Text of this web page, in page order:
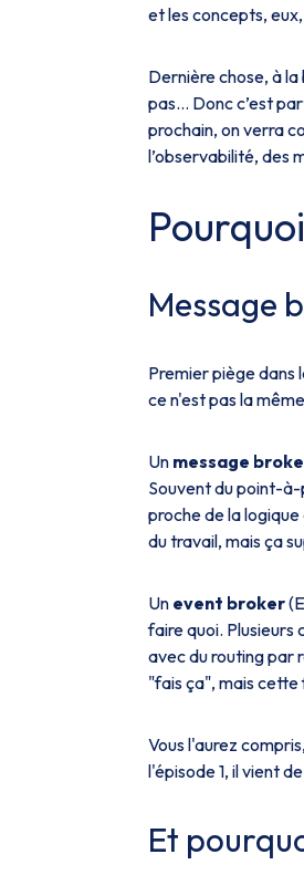
et les concepts,
Dernière chose, à
pas… Donc c’est
prochain, on verra
l’observabilité, des
Message
Premier piège dans
ce n'est pas la
Un message
Souvent du point-à-
proche de la
du travail, mais ça
Un event broker
faire quoi. Plusieurs
avec du routing par
"fais ça", mais
Vous l'aurez
l'épisode 1, il vient
Et